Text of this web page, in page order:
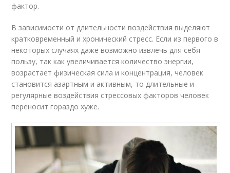
фактор.
В зависимости от длительности воздействия выделяют
кратковременный и хронический стресс. Если из первого в
некоторых случаях даже возможно извлечь для себя
пользу, так как увеличивается количество энергии,
возрастает физическая сила и концентрация, человек
становится азартным и активным, то длительные и
регулярные воздействия стрессовых факторов человек
переносит гораздо хуже.